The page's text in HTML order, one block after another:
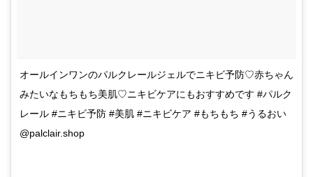
オールインワンのパルクレールジェルでニキビ予防♡赤ちゃん
みたいなもちもち美肌♡ニキビケアにもおすすめです #パルク
レール #ニキビ予防 #美肌 #ニキビケア #もちもち #うるおい
@palclair.shop